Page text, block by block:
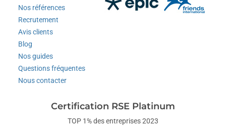
Nos références
Recrutement
Avis clients
Blog
Nos guides
Questions fréquentes
Nous contacter
Certification RSE Platinum
TOP 1% des entreprises 2023